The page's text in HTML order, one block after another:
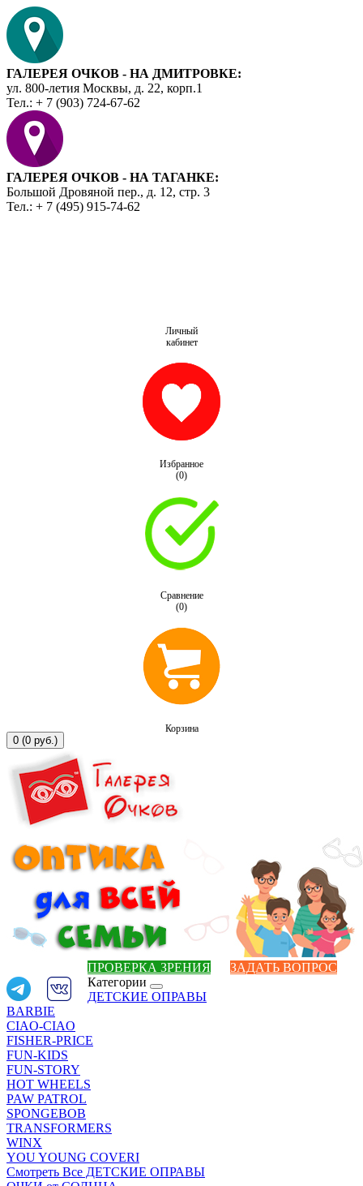
ГАЛЕРЕЯ ОЧКОВ - НА ДМИТРОВКЕ:
ул. 800-летия Москвы, д. 22, корп.1
Тел.: + 7 (903) 724-67-62
ГАЛЕРЕЯ ОЧКОВ - НА ТАГАНКЕ:
Большой Дровяной пер., д. 12, стр. 3
Тел.: + 7 (495) 915-74-62
Личный
кабинет
Избранное
(0)
Сравнение
(0)
Корзина
0 (0 руб.)
ПРОВЕРКА ЗРЕНИЯ
ЗАДАТЬ ВОПРОС
Категории
ДЕТСКИЕ ОПРАВЫ
BARBIE
CIAO-CIAO
FISHER-PRICE
FUN-KIDS
FUN-STORY
HOT WHEELS
PAW PATROL
SPONGEBOB
TRANSFORMERS
WINX
YOU YOUNG COVERI
Смотреть Все ДЕТСКИЕ ОПРАВЫ